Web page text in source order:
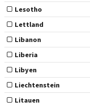
Lesotho
Lettland
Libanon
Liberia
Libyen
Liechtenstein
Litauen